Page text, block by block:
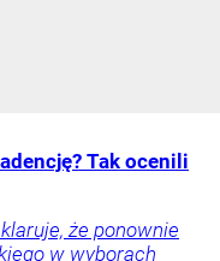
Tak ocenili
że ponownie
w wyborach